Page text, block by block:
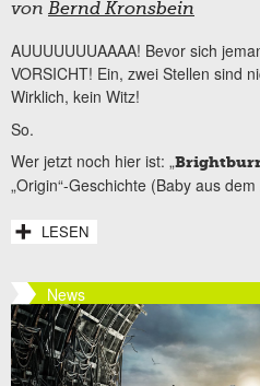
von Bernd Kronsbein
AUUUUUUUAAAA! Bevor sich
VORSICHT! Ein, zwei Stellen sind
Wirklich, kein Witz!
So.
Wer jetzt noch hier ist: „
„Origin“-Geschichte (Baby aus
LESEN
News